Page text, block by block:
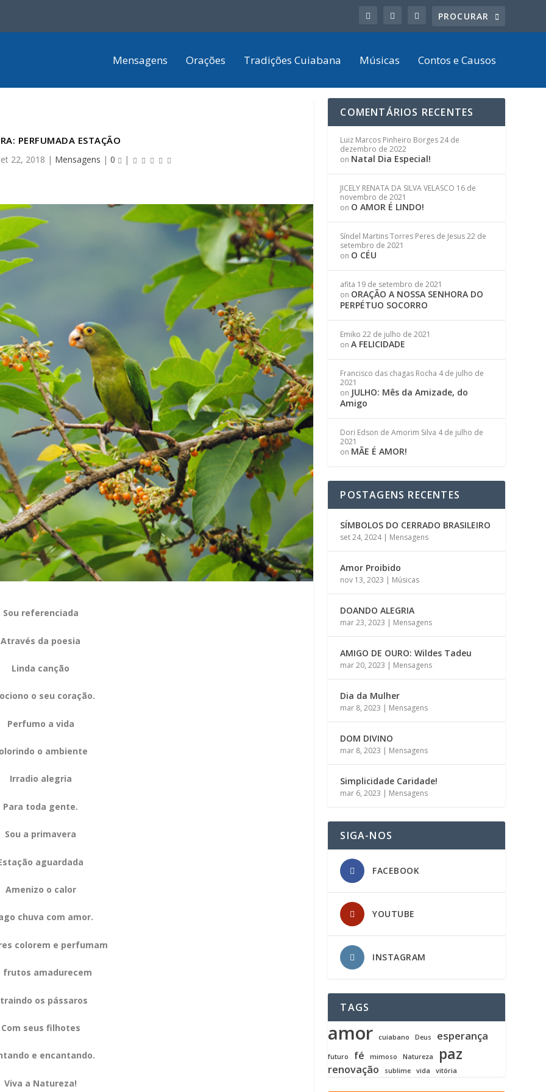
Mensagens Orações Tradições Cuiabana Músicas Contos e Causos
PERFUMADA ESTAÇÃO
22, 2018 | Mensagens |0 |
Sou referenciada
Através da poesia
Linda canção
o seu coração.
Perfumo a vida
o ambiente
Irradio alegria
Para toda gente.
Sou a primavera
aguardada
Amenizo o calor
chuva com amor.
colorem e perfumam
frutos amadurecem
os pássaros
Com seus filhotes
e encantando.
Viva a Natureza!
COMENTÁRIOS RECENTES
Luiz Marcos Pinheiro Borges24 de
dezembro de 2022
on Natal Dia Especial!
JICELY RENATA DA SILVA VELASCO 16 de
novembro de 2021
on O AMOR É LINDO!
Síndel Martins Torres Peres de Jesus22 de
setembro de 2021
on O CÉU
afita 19 de setembro de 2021
on ORAÇÃO A NOSSA SENHORA DO
PERPÉTUO SOCORRO
Emiko 22 de julho de 2021
onA FELICIDADE
Francisco das chagas Rocha 4 de julho de
2021
on JULHO: Mês da Amizade, do
Amigo
Dori Edson de Amorim Silva 4 de julho de
2021
on MÃE É AMOR!
POSTAGENS RECENTES
SÍMBOLOS DO CERRADO BRASILEIRO
set 24, 2024| Mensagens
Amor Proibido
nov 13, 2023 | Músicas
DOANDO ALEGRIA
mar 23, 2023 | Mensagens
AMIGO DE OURO: Wildes Tadeu
mar 20, 2023 | Mensagens
Dia da Mulher
mar 8, 2023 | Mensagens
DOM DIVINO
mar 8, 2023 | Mensagens
Simplicidade Caridade!
mar 6, 2023 | Mensagens
SIGA-NOS
FACEBOOK
YOUTUBE
INSTAGRAM
TAGS
amor cuiabano Deus esperança
futuro fé mimoso Natureza paz
renovação sublime vida vitória